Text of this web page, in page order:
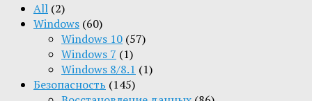
All (2)
Windows (60)
Windows 10 (57)
Windows 7 (1)
Windows 8/8.1 (1)
Безопасность (145)